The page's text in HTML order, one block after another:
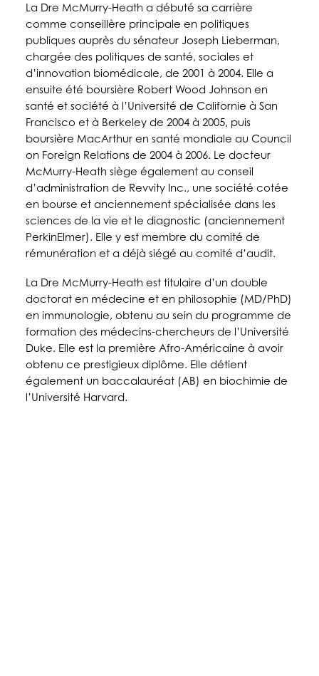
La Dre McMurry-Heath a débuté sa carrière
comme conseillère principale en politiques
publiques auprès du sénateur Joseph Lieberman,
chargée des politiques de santé, sociales et
d’innovation biomédicale, de 2001 à 2004. Elle a
ensuite été boursière Robert Wood Johnson en
santé et société à l’Université de Californie à San
Francisco et à Berkeley de 2004 à 2005, puis
boursière MacArthur en santé mondiale au Council
on Foreign Relations de 2004 à 2006. Le docteur
McMurry-Heath siège également au conseil
d’administration de Revvity Inc., une société cotée
en bourse et anciennement spécialisée dans les
sciences de la vie et le diagnostic (anciennement
PerkinElmer). Elle y est membre du comité de
rémunération et a déjà siégé au comité d’audit.
La Dre McMurry-Heath est titulaire d’un double
doctorat en médecine et en philosophie (MD/PhD)
en immunologie, obtenu au sein du programme de
formation des médecins-chercheurs de l’Université
Duke. Elle est la première Afro-Américaine à avoir
obtenu ce prestigieux diplôme. Elle détient
également un baccalauréat (AB) en biochimie de
l’Université Harvard.